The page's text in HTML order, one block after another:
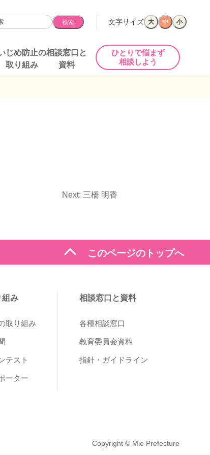
検索 文字サイズ 大 中 小
じめ防止の
取り組み
相談窓口と
資料
ひとりで悩まず
相談しよう
Next: 三橋 明香
expand_less このページのトップへ
組み
取り組み
テスト
ーター
相談窓口と資料
各種相談窓口
教育委員会資料
指針・ガイドライン
Copyright © Mie Prefecture